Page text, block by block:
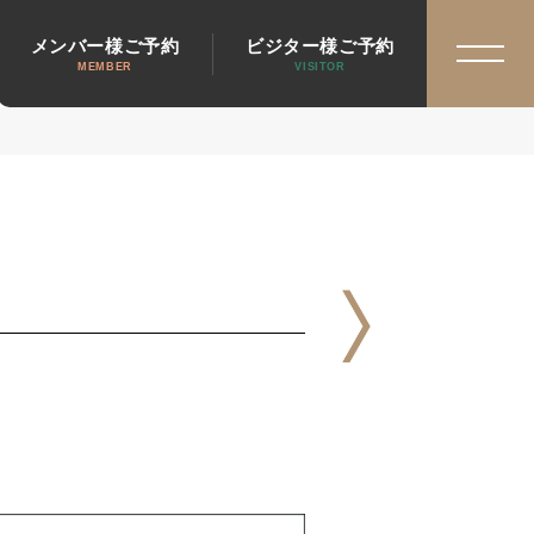
メンバー様ご予約
MEMBER
ビジター様ご予約
VISITOR